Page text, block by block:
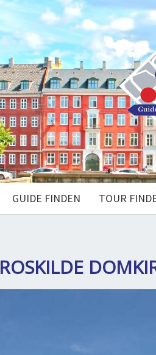
GUIDE FINDEN TOUR
ROSKILDE